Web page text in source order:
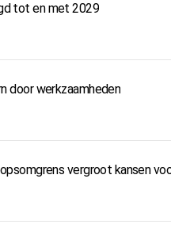
tot en met 2029
door werkzaamheden
vergroot kansen